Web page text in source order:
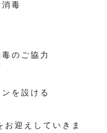
毒
のご協力
を設ける
お迎えしていきま